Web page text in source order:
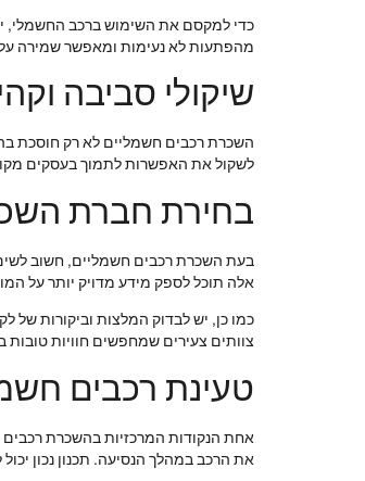
כדי למקסם את השימוש ברכב החשמלי, יש
מהפתעות לא נעימות ומאפשר שמירה על
שיקולי סביבה
השכרת רכבים חשמליים לא רק חוסכת
לשקול את האפשרות לתמוך בעסקים
בחירת חברת
בעת השכרת רכבים חשמליים, חשוב
אלה תוכל לספק מידע מדויק יותר על
כמו כן, יש לבדוק המלצות וביקורות של
צוותים צעירים שמחפשים חוויות טובות
טעינת רכבים
אחת הנקודות המרכזיות בהשכרת רכבים
את הרכב במהלך הנסיעה. תכנון נכון